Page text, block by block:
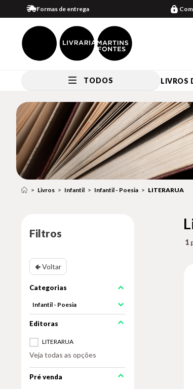
Formas de entrega
TODOS LIVROS
Livros Infantil Infantil - Poesia LITERARUA
Filtros
🢀 Voltar
Infantil - Poesia
LITERARUA
Veja todas as opções
Pré venda
1